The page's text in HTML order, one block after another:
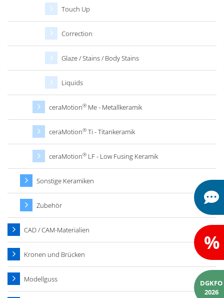
Touch Up
Correction
Glaze / Stains / Body Stains
Liquids
ceraMotion® Me - Metallkeramik
ceraMotion® Ti - Titankeramik
ceraMotion® LF - Low Fusing Keramik
Sonstige Keramiken
Zubehör
CAD / CAM-Materialien
Kronen und Brücken
Modellguss
%
DGKFO
2026